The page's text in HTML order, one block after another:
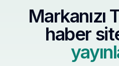
Markanızı
haber